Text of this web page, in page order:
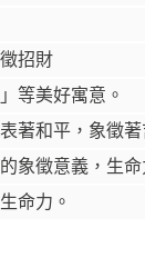
招財
等美好寓意。
著和平，象徵著
象徵意義，生命
命力。